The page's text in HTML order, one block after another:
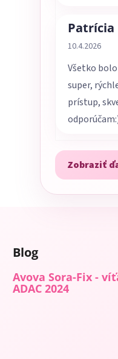
Patrícia
Hodnotenie
10.4.2026
Všetko
super,
prístup,
Zobraziť
Blog
Avova Sora-Fix -
ADAC 2024